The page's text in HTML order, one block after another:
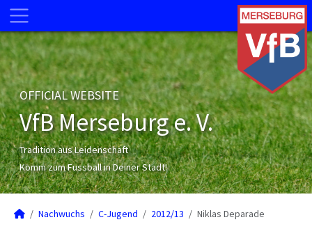
OFFICIAL WEBSITE
VfB Merseburg e. V.
Tradition aus Leidenschaft
Komm zum Fussball in Deiner Stadt!
Nachwuchs C-Jugend 2012/13 Niklas Deparade